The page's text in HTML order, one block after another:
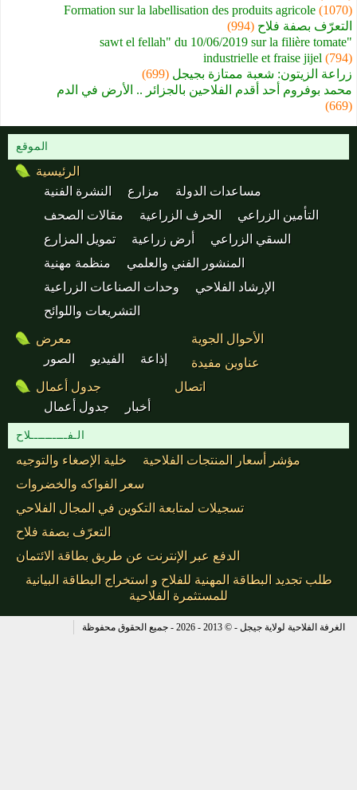
Formation sur la labellisation des produits agricole (1070)
التعرّف بصفة فلاح (994)
"sawt el fellah" du 10/06/2019 sur la filière tomate
industrielle et fraise jijel (794)
زراعة الزيتون: شعبة ممتازة بجيجل (699)
محمد بوفروم أحد أقدم الفلاحين بالجزائر .. الأرض في الدم
(669)
الموقع
الرئيسية
النشرة الفنية
مزارع
مساعدات الدولة
مقالات الصحف
الحرف الزراعية
التأمين الزراعي
تمويل المزارع
أرض زراعية
السقي الزراعي
منظمة مهنية
المنشور الفني والعلمي
وحدات الصناعات الزراعية
الإرشاد الفلاحي
التشريعات واللوائح
معرض
الصور
الفيديو إذاعة
الأحوال الجوية
عناوين مفيدة
جدول أعمال
جدول أعمال
أخبار
اتصال
الـفــــــــــلاح
خلية الإصغاء والتوجيه
مؤشر أسعار المنتجات الفلاحية
سعر الفواكه والخضروات
تسجيلات لمتابعة التكوين في المجال الفلاحي
التعرّف بصفة فلاح
الدفع عبر الإنترنت عن طريق بطاقة الائتمان
طلب تجديد البطاقة المهنية للفلاح و استخراج البطاقة البيانية
للمستثمرة الفلاحية
الغرفة الفلاحية لولاية جيجل - © 2013 - 2026 - جميع الحقوق محفوظة